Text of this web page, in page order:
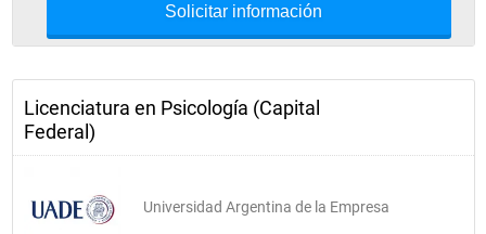
Solicitar información
Licenciatura en Psicología (Capital
Federal)
Universidad Argentina de la Empresa